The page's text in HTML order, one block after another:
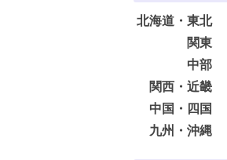
北海道・東北
関東
中部
関西・近畿
中国・四国
九州・沖縄